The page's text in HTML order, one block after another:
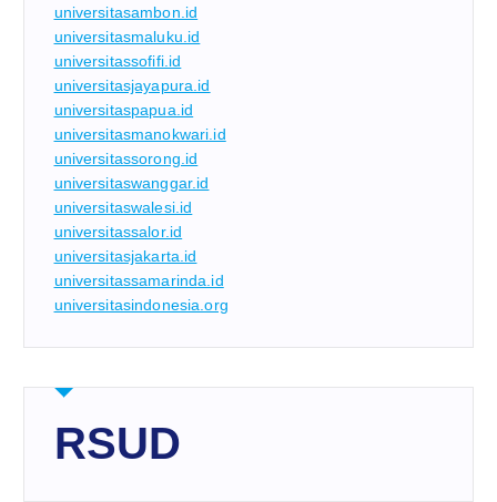
universitasambon.id
universitasmaluku.id
universitassofifi.id
universitasjayapura.id
universitaspapua.id
universitasmanokwari.id
universitassorong.id
universitaswanggar.id
universitaswalesi.id
universitassalor.id
universitasjakarta.id
universitassamarinda.id
universitasindonesia.org
RSUD